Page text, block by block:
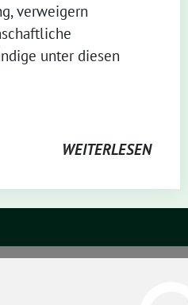
verweigern
unter diesen
WEITERLESEN